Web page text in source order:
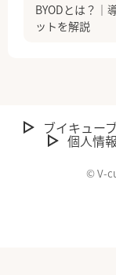
BYODとは？｜
ットを解説
ブイキュー
個人情
© V-